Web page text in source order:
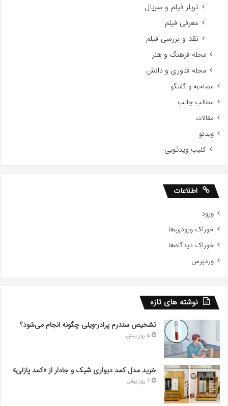
تریلر فیلم و سریال
معرفی فیلم
نقد و بررسی فیلم
مجله فرهنگ و هنر
مجله فناوری و دانش
مصاحبه و گفتگو
مطالب جالب
مقالات
ویدئو
کلیپ ویدئویی
اطلاعات
ورود
خوراک ورودی‌ها
خوراک دیدگاه‌ها
وردپرس
نوشته های تازه
تشخیص سندرم پرادر-ویلی چگونه انجام می‌شود؟
5 روز پیش
خرید مدل کمد دیواری شیک و جادار از «کمد پازلی»
6 روز پیش